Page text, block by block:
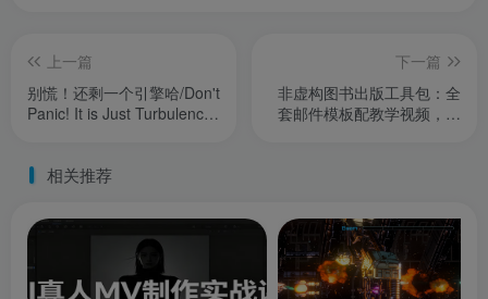
上一篇
别慌！还剩一个引擎哈/Don't
Panic! It is Just Turbulence/
下一篇
非虚构图书出版工具包：全
套邮件模板配教学视频，出
相关推荐